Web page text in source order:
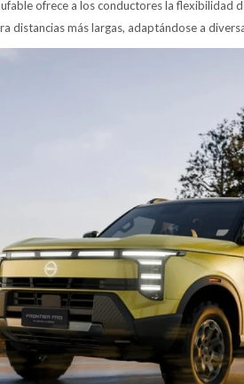
ofrece a los conductores la flexibilidad
más largas, adaptándose a